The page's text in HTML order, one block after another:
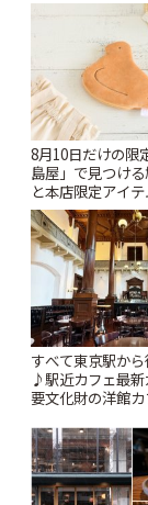
8月10日だけの
島屋」で見つけ
と本店限定アイ
ぷ
すべて東京駅か
♪駅近カフェ最
要文化財の洋館
りっぷ